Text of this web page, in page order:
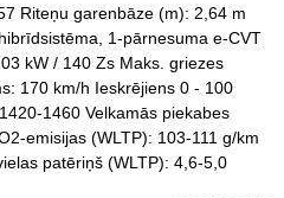
Riteņu garenbāze (m): 2,64 m
1-pārnesuma e-CVT
kW / 140 Zs Maks. griezes
170 km/h Ieskrējiens 0 - 100
1460 Velkamās piekabes
emisijas (WLTP): 103-111 g/km
patēriņš (WLTP): 4,6-5,0